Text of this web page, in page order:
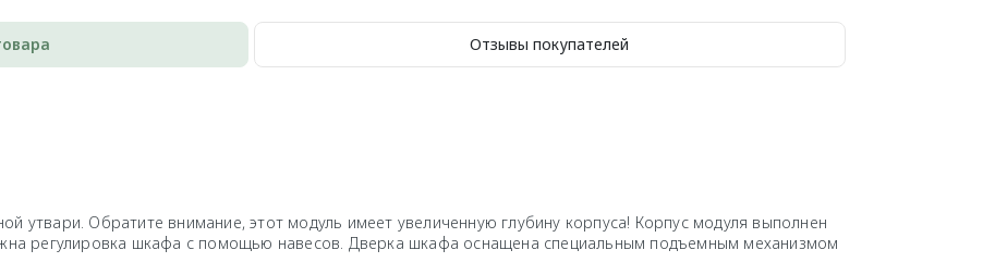
Отзывы покупателей
утвари. Обратите внимание, этот модуль имеет увеличенную глубину корпуса! Корпус модуля выполнен
регулировка шкафа с помощью навесов. Дверка шкафа оснащена специальным подъемным механизмом